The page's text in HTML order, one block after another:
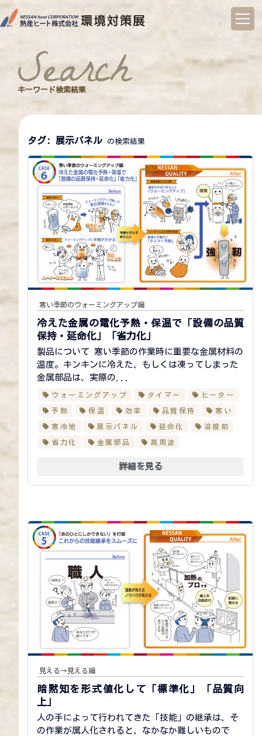
コ
ン
search
キーワード検索結果
タグ: 展示パネル の検索結果
寒い季節のウォーミングアップ編
冷えた金属の電化予熱・保温で 「設備の品質
保持・延命化」
「省力化」
製品について 寒い季節の作業時に重要な金属材料の
温度。キンキンに冷えた、もしくは凍ってしまった
金属部品は、実際の...
ウォーミングアップ タイマー ヒーター
予熱 保温 効率 品質保持 寒い
寒冷地 展示パネル 延命化 溶接前
省力化 金属部品 高周波
詳細を見る
見える→見える編
暗黙知を形式値化して「標準化」「品質向
上」
人の手によって行われてきた「技能」の継承は、そ
の作業が属人化されると、なかなか難しいもので